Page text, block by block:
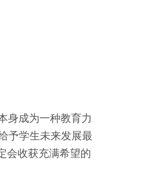
身成为一种教育力
予学生未来发展最
会收获充满希望的